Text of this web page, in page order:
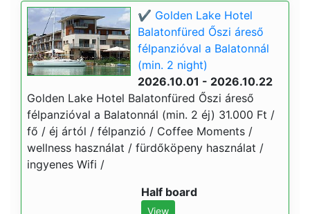
✔️ Golden Lake Hotel
Balatonfüred Őszi áreső
félpanzióval a Balatonnál
(min. 2 night)
2026.10.01 - 2026.10.22
Golden Lake Hotel Balatonfüred Őszi áreső
félpanzióval a Balatonnál (min. 2 éj) 31.000 Ft /
fő / éj ártól / félpanzió / Coffee Moments /
wellness használat / fürdőköpeny használat /
ingyenes Wifi /
Half board
View